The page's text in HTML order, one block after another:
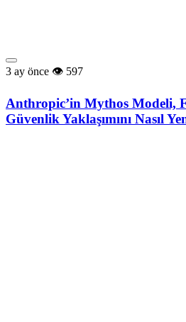
3 ay önce 597
Anthropic’in Mythos Modeli,
Güvenlik Yaklaşımını Nasıl